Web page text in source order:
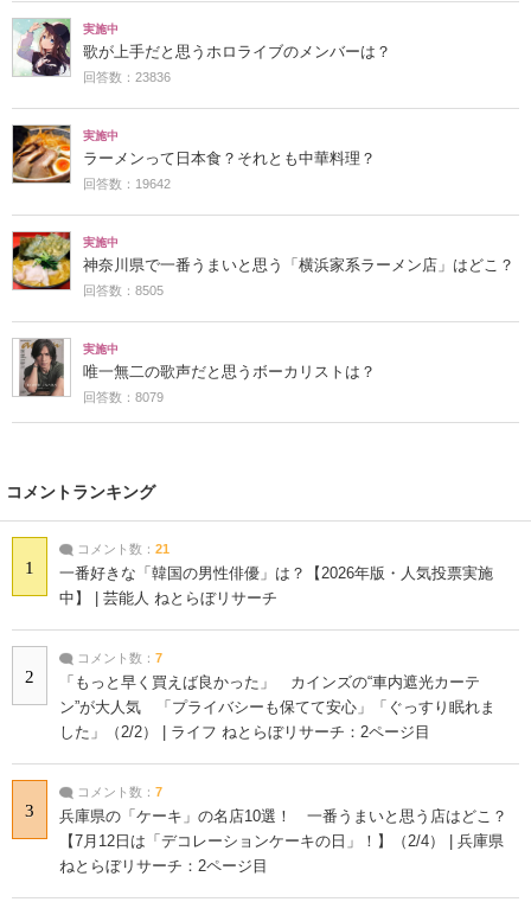
実施中
歌が上手だと思うホロライブのメンバーは？
回答数：23836
実施中
ラーメンって日本食？それとも中華料理？
回答数：19642
実施中
神奈川県で一番うまいと思う「横浜家系ラーメン店」はどこ？
回答数：8505
実施中
唯一無二の歌声だと思うボーカリストは？
回答数：8079
コメントランキング
1
コメント数： 21
一番好きな「韓国の男性俳優」は？【2026年版・人気投票実施
中】 | 芸能人 ねとらぼリサーチ
2
コメント数： 7
「もっと早く買えば良かった」 カインズの“車内遮光カーテ
ン”が大人気 「プライバシーも保てて安心」「ぐっすり眠れま
した」（2/2） | ライフ ねとらぼリサーチ：2ページ目
3
コメント数： 7
兵庫県の「ケーキ」の名店10選！ 一番うまいと思う店はどこ？
【7月12日は「デコレーションケーキの日」！】（2/4） | 兵庫県
ねとらぼリサーチ：2ページ目